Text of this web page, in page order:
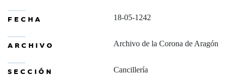
FECHA 18-05-1242
ARCHIVO Archivo de la Corona de Aragón
SECCIÓN Cancillería